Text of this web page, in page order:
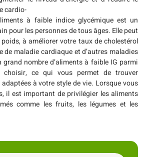
cardio-
à faible indice glycémique est un
pour les personnes de tous âges. Elle peut
à améliorer votre taux de cholestérol
de maladie cardiaque et d’autres maladies
nombre d’aliments à faible IG parmi
choisir, ce qui vous permet de trouver
à votre style de vie. Lorsque vous
il est important de privilégier les aliments
comme les fruits, les légumes et les